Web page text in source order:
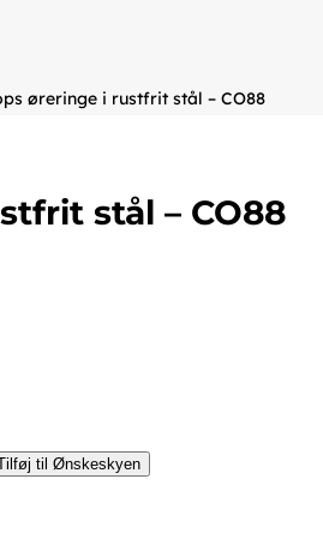
øreringe i rustfrit stål – CO88
stål – CO88
til Ønskeskyen